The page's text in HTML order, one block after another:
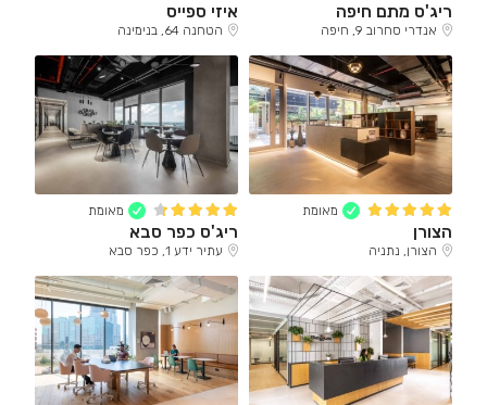
ריג'ס מתם חיפה
אנדרי סחרוב 9, חיפה
איזי ספייס
הטחנה 64, בנימינה
מאומת
הצורן
הצורן, נתניה
מאומת
ריג'ס כפר סבא
עתיר ידע 1, כפר סבא